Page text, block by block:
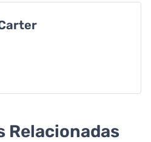
Relacionadas